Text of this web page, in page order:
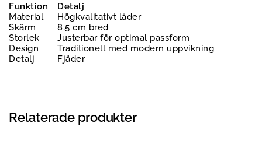
Funktion
Detalj
Material
Högkvalitativt läder
Skärm
8,5 cm bred
Storlek
Justerbar för optimal passform
Design
Traditionell med modern uppvikning
Detalj
Fjäder
Relaterade produkter